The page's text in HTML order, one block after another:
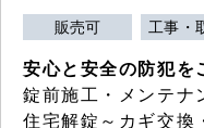
販売可 工事・
安心と安全の防犯を
錠前施工・メンテナ
住宅解錠～カギ交換